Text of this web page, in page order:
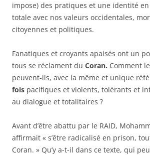
impose) des pratiques et une identité
totale avec nos valeurs occidentales,
citoyennes et politiques.
Fanatiques et croyants apaisés ont un
tous se réclament du Coran. Comment
peuvent-ils, avec la même et unique
fois pacifiques et violents, tolérants et
au dialogue et totalitaires ?
Avant d’être abattu par le RAID,
affirmait « s’être radicalisé en prison,
Coran. » Qu’y a-t-il dans ce texte, qui